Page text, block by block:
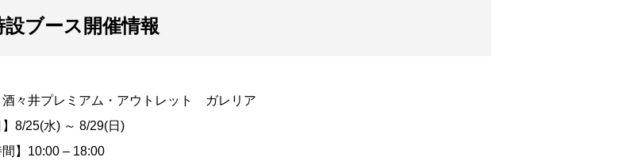
設ブース開催情報
酒々井プレミアム・アウトレット ガレリア
】8/25(水) ～ 8/29(日)
間】10:00 – 18:00